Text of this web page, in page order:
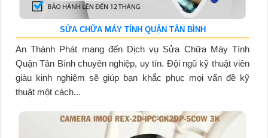
SỬA CHỮA MÁY TÍNH QUẬN TÂN BÌNH
An Thành Phát mang đến Dịch vụ Sửa Chữa Máy Tính
Quận Tân Bình chuyên nghiệp, uy tín. Đội ngũ kỹ thuật viên
giàu kinh nghiệm sẽ giúp bạn khắc phục mọi vấn đề kỹ
thuật một cách...